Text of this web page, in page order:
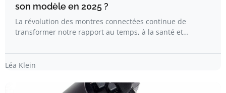
son modèle en 2025 ?
La révolution des montres connectées continue de
transformer notre rapport au temps, à la santé et…
Léa Klein